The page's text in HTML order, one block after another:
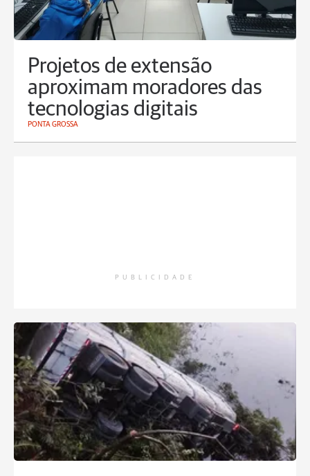
Projetos de extensão
aproximam moradores das
tecnologias digitais
PONTA GROSSA
PUBLICIDADE